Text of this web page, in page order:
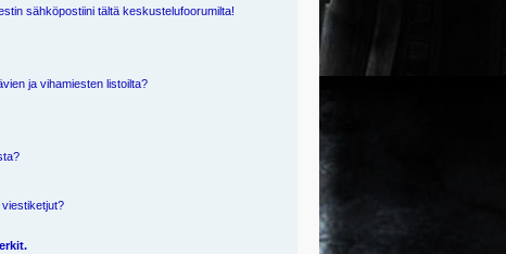
sähköpostiini tältä keskustelufoorumilta!
ja vihamiesten listoilta?
viestiketjut?